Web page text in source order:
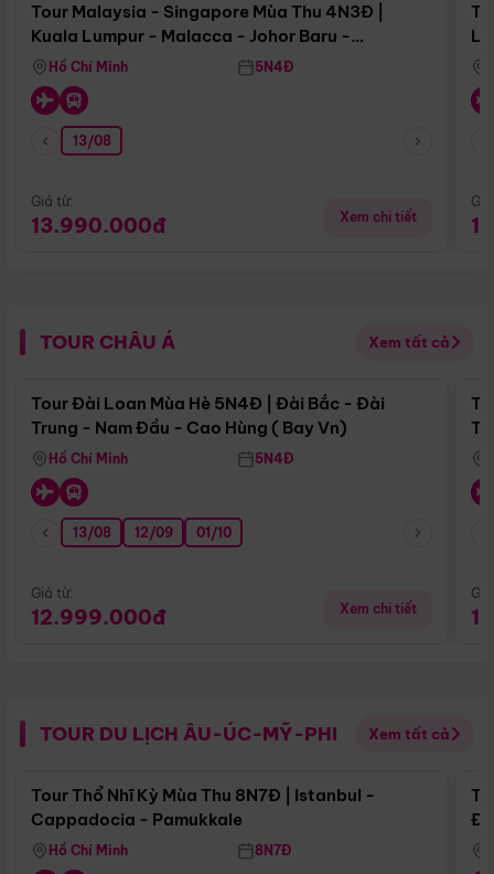
Tour Malaysia - Singapore Mùa Thu 4N3Đ |
Kuala Lumpur - Malacca - Johor Baru -
Singapore
Hồ Chí Minh 5N4Đ
13/08
Giá từ:
13.990.000đ Xem chi tiết
TOUR CHÂU Á Xem tất cả
Điểm nổi bật
Tour Đài Loan Mùa Hè 5N4Đ | Đài Bắc - Đài
Trung - Nam Đầu - Cao Hùng ( Bay Vn)
Hồ Chí Minh 5N4Đ
13/08 12/09 01/10
Giá từ:
12.999.000đ Xem chi tiết
TOUR DU LỊCH ÂU-ÚC-MỸ-PHI Xem tất cả
Điểm nổi bật
Tour Thổ Nhĩ Kỳ Mùa Thu 8N7Đ | Istanbul -
Cappadocia - Pamukkale
Hồ Chí Minh 8N7Đ